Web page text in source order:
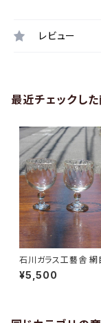
レビュー
最近チェックし
石川ガラス工藝舎 網目ワイング
ラス
¥5,500